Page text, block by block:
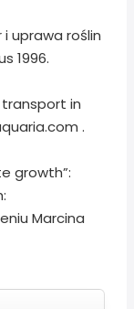
i uprawa roślin
1996.
transport in
.
growth”:
Marcina